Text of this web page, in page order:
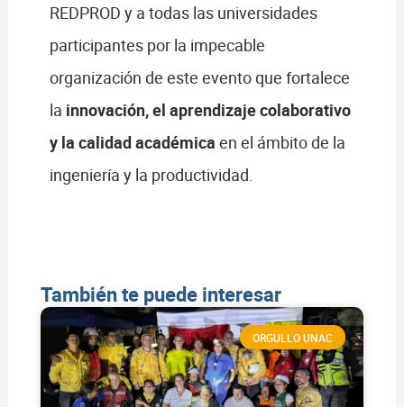
REDPROD y a todas las universidades
participantes por la impecable
organización de este evento que fortalece
la innovación, el aprendizaje colaborativo
y la calidad académica en el ámbito de la
ingeniería y la productividad.
También te puede interesar
ORGULLO UNAC